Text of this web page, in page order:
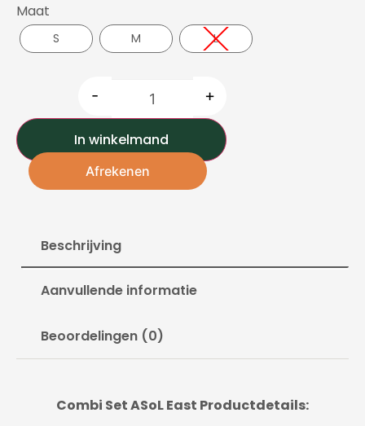
Maat
S M L
- +
In winkelmand
Afrekenen
Beschrijving
Aanvullende informatie
Beoordelingen (0)
Combi Set ASoL East Productdetails: